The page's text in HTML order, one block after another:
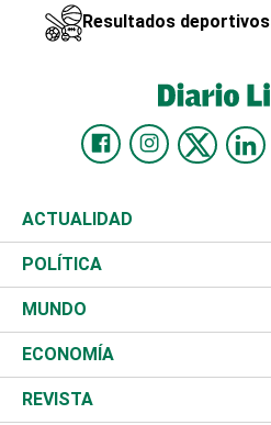
Resultados deportivos
ACTUALIDAD
Nacional
Ciudad
Educación
Salud
POLÍTICA
Partidos
JCE
TSE
MUNDO
Estados Unidos
América Latina
ECONOMÍA
Finanzas
REVISTA